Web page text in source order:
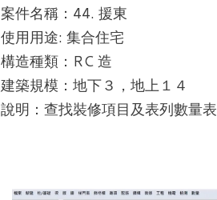
案件名稱：44. 援東
使用用途: 集合住宅
構造種類：RC 造
建築規模：地下３，地上１４
說明：查找裝修項目及表列數量表